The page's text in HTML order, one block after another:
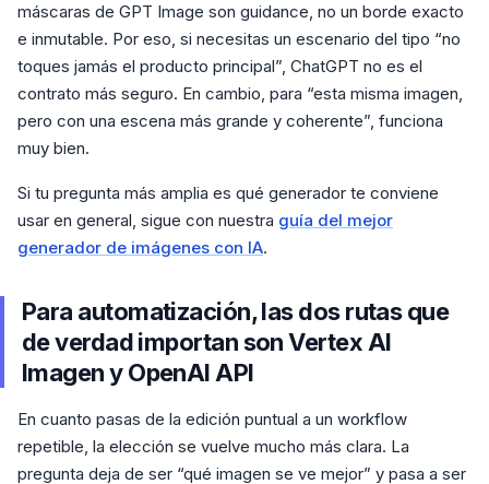
máscaras de GPT Image son guidance, no un borde exacto
e inmutable. Por eso, si necesitas un escenario del tipo “no
toques jamás el producto principal”, ChatGPT no es el
contrato más seguro. En cambio, para “esta misma imagen,
pero con una escena más grande y coherente”, funciona
muy bien.
Si tu pregunta más amplia es qué generador te conviene
usar en general, sigue con nuestra guía del mejor
generador de imágenes con IA.
Para automatización, las dos rutas que
de verdad importan son Vertex AI
Imagen y OpenAI API
En cuanto pasas de la edición puntual a un workflow
repetible, la elección se vuelve mucho más clara. La
pregunta deja de ser “qué imagen se ve mejor” y pasa a ser